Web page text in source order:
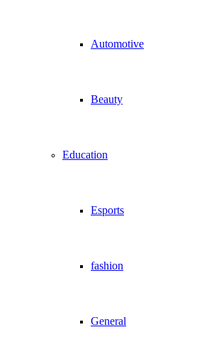
Automotive
Beauty
Education
Esports
fashion
General